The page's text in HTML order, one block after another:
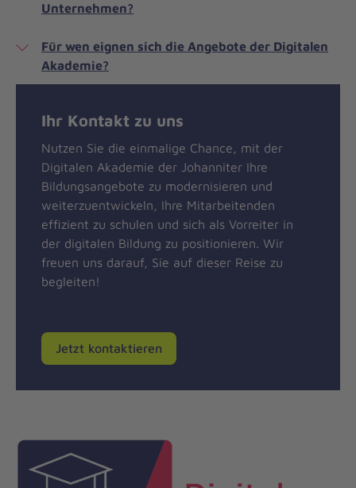
Unternehmen?
Für wen eignen sich die Angebote der Digitalen
Akademie?
Ihr Kontakt zu uns
Nutzen Sie die einmalige Chance, mit der
Digitalen Akademie der Johanniter Ihre
Bildungsangebote zu modernisieren und
weiterzuentwickeln, Ihre Mitarbeitenden
effizient zu schulen und sich als Vorreiter in
der digitalen Bildung zu positionieren. Wir
freuen uns darauf, Sie auf dieser Reise zu
begleiten!
Jetzt kontaktieren